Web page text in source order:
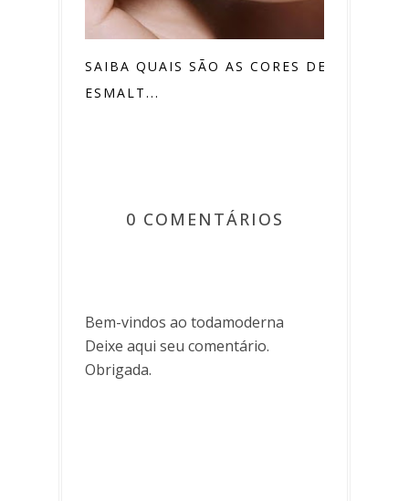
SAIBA QUAIS SÃO AS CORES DE
ESMALT...
0 COMENTÁRIOS
Bem-vindos ao todamoderna
Deixe aqui seu comentário.
Obrigada.